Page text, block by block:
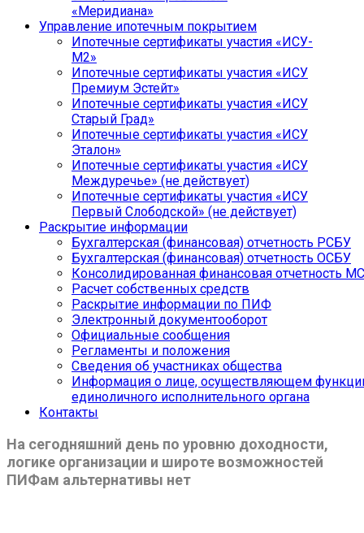
«Меридиана»
Управление ипотечным покрытием
Ипотечные сертификаты участия «ИСУ-
М2»
Ипотечные сертификаты участия «ИСУ
Премиум Эстейт»
Ипотечные сертификаты участия «ИСУ
Старый Град»
Ипотечные сертификаты участия «ИСУ
Эталон»
Ипотечные сертификаты участия «ИСУ
Междуречье» (не действует)
Ипотечные сертификаты участия «ИСУ
Первый Слободской» (не действует)
Раскрытие информации
Бухгалтерская (финансовая) отчетность РСБУ
Бухгалтерская (финансовая) отчетность ОСБУ
Консолидированная финансовая отчетность
Расчет собственных средств
Раскрытие информации по ПИФ
Электронный документооборот
Официальные сообщения
Регламенты и положения
Сведения об участниках общества
Информация о лице, осуществляющем
единоличного исполнительного органа
Контакты
На сегодняшний день по уровню доходности,
логике организации и широте возможностей
ПИФам альтернативы нет